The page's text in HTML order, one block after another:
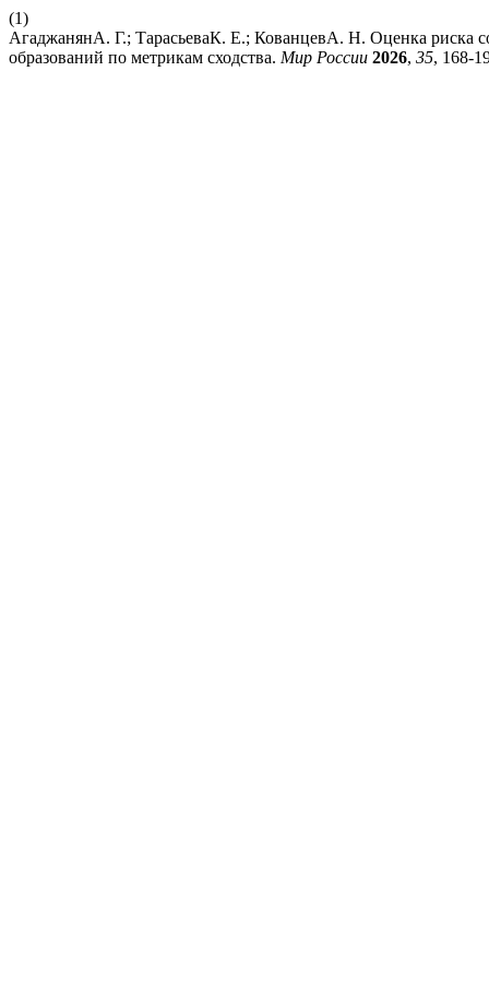
(1)
АгаджанянА. Г.; ТарасьеваК. Е.; КованцевА. Н. Оценка риска
образований по метрикам сходства. Мир России 2026, 35, 168-